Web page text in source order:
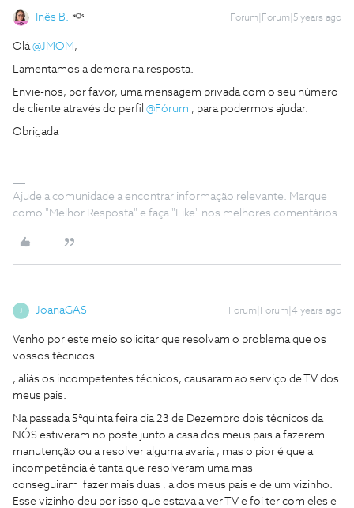
Inês B. Forum|Forum|5 years ago
Olá@JMOM ,
Lamentamos a demora na resposta.
Envie-nos, por favor, uma mensagem privada com o seu número
de cliente através do perfil @Fórum , para podermos ajudar.
Obrigada
Ajude a comunidade a encontrar informação relevante. Marque
como "Melhor Resposta" e faça "Like" nos melhores comentários.
JoanaGAS Forum|Forum|4 years ago
Venho por este meio solicitar que resolvam o problema que os
vossos técnicos
, aliás os incompetentes técnicos, causaram ao serviço de TV dos
meus pais.
Na passada 5ªquinta feira dia 23 de Dezembro dois técnicos da
NÓS estiveram no poste junto a casa dos meus pais a fazerem
manutenção ou a resolver alguma avaria , mas o pior é que a
incompetência é tanta que resolveram uma mas
conseguiram fazer mais duas , a dos meus pais e de um vizinho.
Esse vizinho deu por isso que estava a ver TV e foi ter com eles e